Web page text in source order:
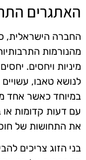
האתגרים
החברה הישראלית,
מהנורמות
מיניות ויחסים.
לנושא טאבו,
במיוחד כאשר אחד
עם דעות קדומות
את התחושות של
בני הזוג צריכים